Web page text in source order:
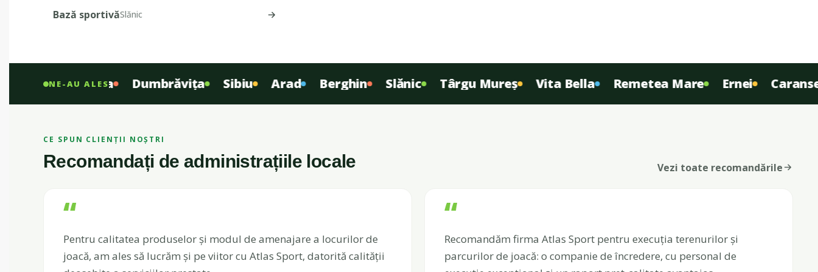
Bază sportivăSlănic
NE-AU ALES
Pipera Dumbrăvița Sibiu Arad Berghin Slănic Târgu Mureș Vita Bella Remetea Mare Ernei Caransebeș
CE SPUN CLIENȚII NOȘTRI
Recomandați de administrațiile locale Vezi toate recomandările
“
Pentru calitatea produselor și modul de amenajare a locurilor de
joacă, am ales să lucrăm și pe viitor cu Atlas Sport, datorită calității
“
Recomandăm firma Atlas Sport pentru execuția terenurilor și
parcurilor de joacă: o companie de încredere, cu personal de